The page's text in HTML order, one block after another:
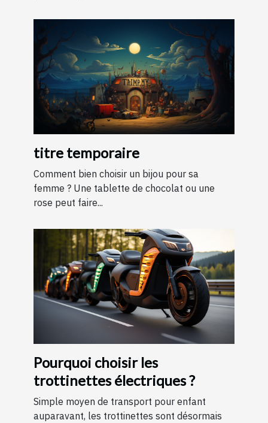
titre temporaire
Comment bien choisir un bijou pour sa
femme ? Une tablette de chocolat ou une
rose peut faire...
Pourquoi choisir les
trottinettes électriques ?
Simple moyen de transport pour enfant
auparavant, les trottinettes sont désormais